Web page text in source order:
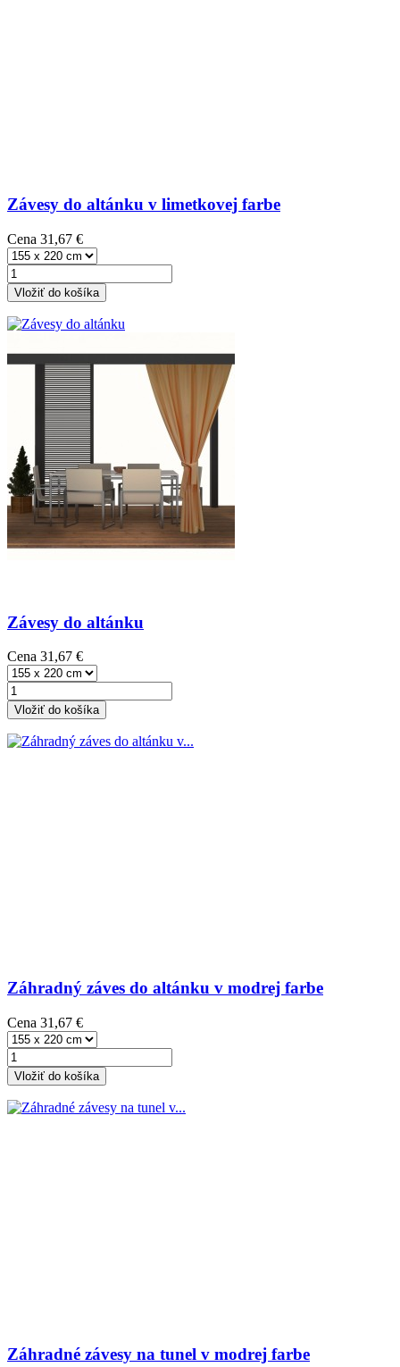
Závesy do altánku v limetkovej farbe
Cena 31,67 €
Vložiť do košíka
Závesy do altánku
Cena 31,67 €
Vložiť do košíka
Záhradný záves do altánku v modrej farbe
Cena 31,67 €
Vložiť do košíka
Záhradné závesy na tunel v modrej farbe